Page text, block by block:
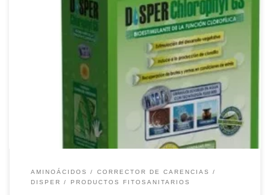
Producto especial de alta especificidad, mejorador del desarrollo
vegetativo y del metabolismo fotosintético, mediante la
activación de la biosíntesis de las clorofilas. Impulsa las
brotaciones mediante la óptima construcción de tejidos sanos y
resistentes. Envase: 1Kg. Composición: Aminoácidos libres 60%,
vitaminas 22%, molibdeno 2%. Dosis Olivo: de 0,5 a 1kg por 1000L
AMINOÁCIDOS
CORRECTOR DE CARENCIAS
DISPER
PRODUCTOS FITOSANITARIOS